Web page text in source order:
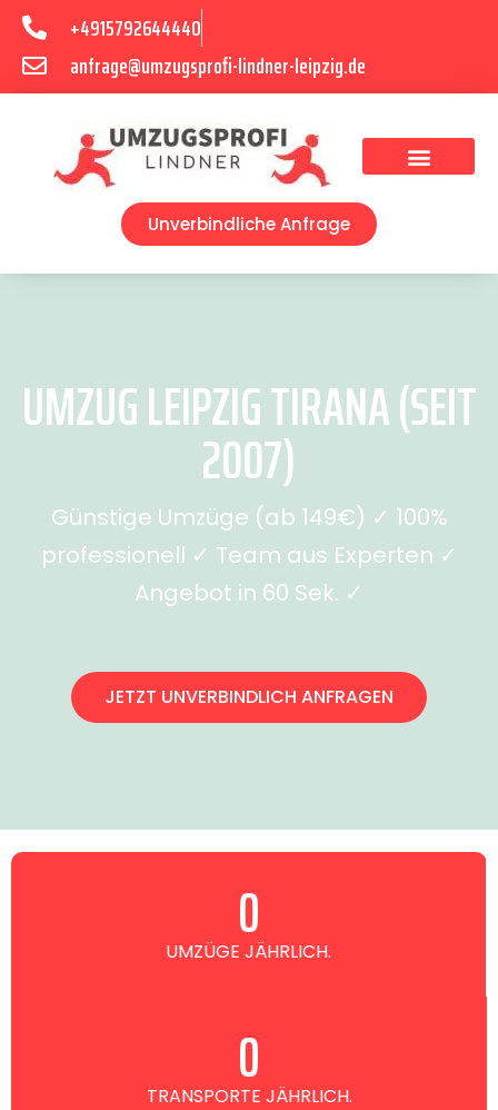
+4915792644440
anfrage@umzugsprofi-lindner-leipzig.de
Unverbindliche Anfrage
UMZUG LEIPZIG TIRANA (SEIT
2007)
Günstige Umzüge (ab 149€) ✓ 100%
professionell ✓ Team aus Experten ✓
Angebot in 60 Sek. ✓
JETZT UNVERBINDLICH ANFRAGEN
UMZÜGE JÄHRLICH.
0
TRANSPORTE JÄHRLICH.
0